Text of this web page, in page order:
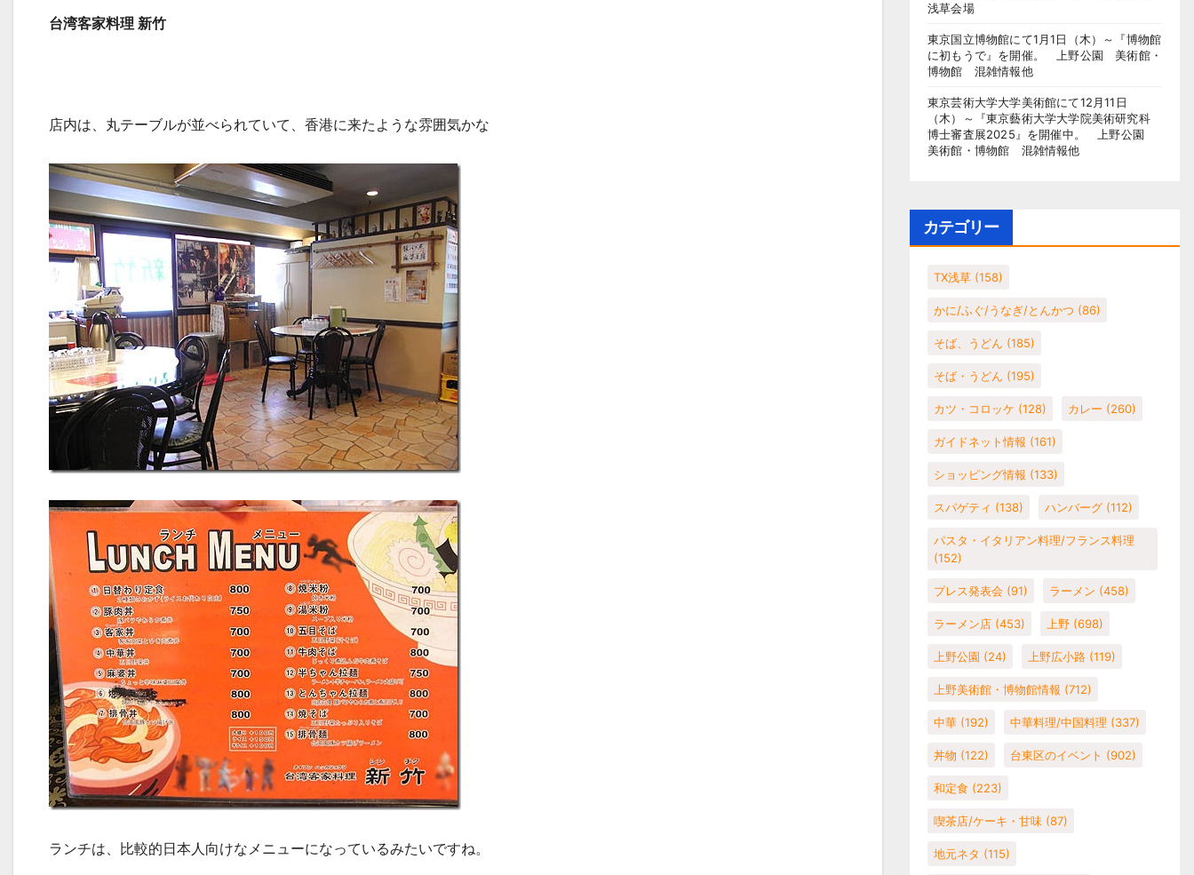
台湾客家料理 新竹
店内は、丸テーブルが並べられていて、香港に来たような雰囲気かな
ランチは、比較的日本人向けなメニューになっているみたいですね。
浅草会場
東京国立博物館にて1月1日（木）～『博物館
に初もうで』を開催。 上野公園 美術館・
博物館 混雑情報他
東京芸術大学大学美術館にて12月11日
（木）～『東京藝術大学大学院美術研究科
博士審査展2025』を開催中。 上野公園
美術館・博物館 混雑情報他
カテゴリー
TX浅草 (158)
かに/ふぐ/うなぎ/とんかつ (86)
そば、うどん (185)
そば・うどん (195)
カツ・コロッケ (128) カレー (260)
ガイドネット情報 (161)
ショッピング情報 (133)
スパゲティ (138) ハンバーグ (112)
パスタ・イタリアン料理/フランス料理
(152)
プレス発表会 (91) ラーメン (458)
ラーメン店 (453) 上野 (698)
上野公園 (24) 上野広小路 (119)
上野美術館・博物館情報 (712)
中華 (192) 中華料理/中国料理 (337)
丼物 (122) 台東区のイベント (902)
和定食 (223)
喫茶店/ケーキ・甘味 (87)
地元ネタ (115)